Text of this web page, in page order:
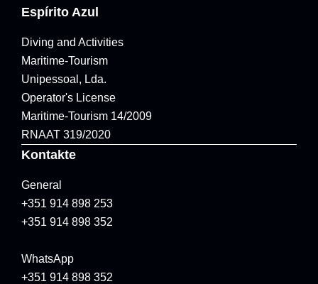
Espírito Azul
Diving and Activities
Maritime-Tourism
Unipessoal, Lda.
Operator's License
Maritime-Tourism 14/2009
RNAAT 319/2020
Kontakte
General
+351 914 898 253
+351 914 898 352
WhatsApp
+351 914 898 352